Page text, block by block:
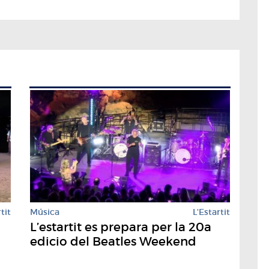
Música L'Estartit
L’estartit es prepara per la 20a
edicio del Beatles Weekend